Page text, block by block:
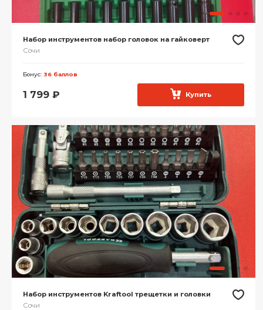
Набор инструментов набор головок на гайковерт
Сочи
Бонус: 36 баллов
1 799 ₽ Купить
Набор инструментов Kraftool трещетки и головки
Сочи